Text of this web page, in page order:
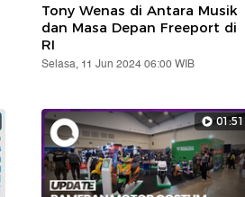
Tony Wenas di Antara Musik
dan Masa Depan Freeport di
RI
Selasa, 11 Jun 2024 06:00 WIB
01:51